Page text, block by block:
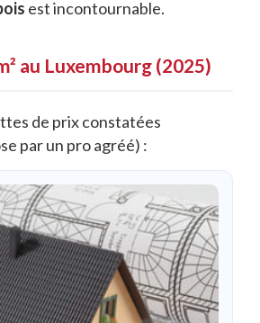
est incontournable.
au Luxembourg (2025)
de prix constatées
par un pro agréé) :